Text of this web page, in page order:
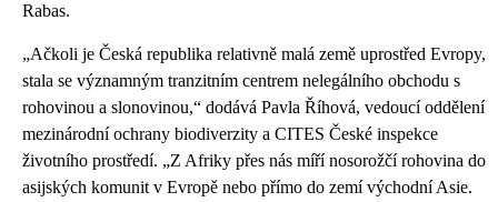
Rabas.
„Ačkoli je Česká republika relativně malá země uprostřed Evropy,
stala se významným tranzitním centrem nelegálního obchodu s
rohovinou a slonovinou,“ dodává Pavla Říhová, vedoucí oddělení
mezinárodní ochrany biodiverzity a CITES České inspekce
životního prostředí. „Z Afriky přes nás míří nosorožčí rohovina do
asijských komunit v Evropě nebo přímo do zemí východní Asie.